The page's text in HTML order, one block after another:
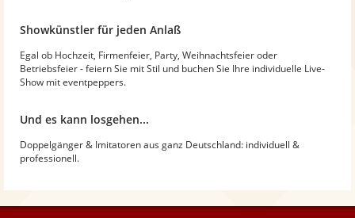
Showkünstler für jeden Anlaß
Egal ob Hochzeit, Firmenfeier, Party, Weihnachtsfeier oder
Betriebsfeier - feiern Sie mit Stil und buchen Sie Ihre individuelle Live-
Show mit eventpeppers.
Und es kann losgehen...
Doppelgänger & Imitatoren aus ganz Deutschland: individuell &
professionell.